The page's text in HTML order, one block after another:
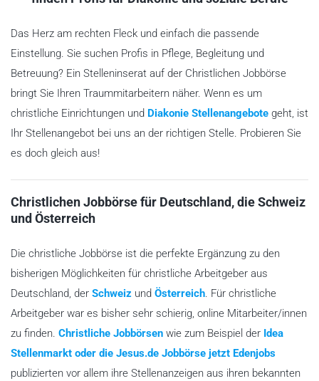
Das Herz am rechten Fleck und einfach die passende
Einstellung. Sie suchen Profis in Pflege, Begleitung und
Betreuung? Ein Stelleninserat auf der Christlichen Jobbörse
bringt Sie Ihren Traummitarbeitern näher. Wenn es um
christliche Einrichtungen und Diakonie Stellenangebote geht, ist
Ihr Stellenangebot bei uns an der richtigen Stelle. Probieren Sie
es doch gleich aus!
Christlichen Jobbörse für Deutschland, die Schweiz
und Österreich
Die christliche Jobbörse ist die perfekte Ergänzung zu den
bisherigen Möglichkeiten für christliche Arbeitgeber aus
Deutschland, der Schweiz und Österreich. Für christliche
Arbeitgeber war es bisher sehr schierig, online Mitarbeiter/innen
zu finden. Christliche Jobbörsen wie zum Beispiel der Idea
Stellenmarkt oder die Jesus.de Jobbörse jetzt Edenjobs
publizierten vor allem ihre Stellenanzeigen aus ihren bekannten